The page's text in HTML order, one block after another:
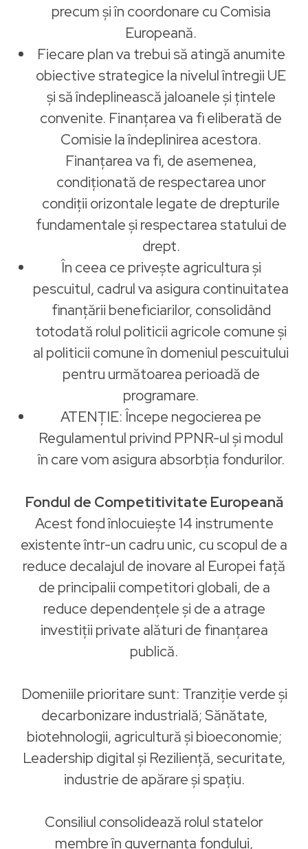
precum și în coordonare cu Comisia
Europeană.
Fiecare plan va trebui să atingă anumite
obiective strategice la nivelul întregii UE
și să îndeplinească jaloanele și țintele
convenite. Finanțarea va fi eliberată de
Comisie la îndeplinirea acestora.
Finanțarea va fi, de asemenea,
condiționată de respectarea unor
condiții orizontale legate de drepturile
fundamentale și respectarea statului de
drept.
În ceea ce privește agricultura și
pescuitul, cadrul va asigura continuitatea
finanțării beneficiarilor, consolidând
totodată rolul politicii agricole comune și
al politicii comune în domeniul pescuitului
pentru următoarea perioadă de
programare.
ATENȚIE: Începe negocierea pe
Regulamentul privind PPNR-ul și modul
în care vom asigura absorbția fondurilor.
Fondul de Competitivitate Europeană
Acest fond înlocuiește 14 instrumente
existente într-un cadru unic, cu scopul de a
reduce decalajul de inovare al Europei față
de principalii competitori globali, de a
reduce dependențele și de a atrage
investiții private alături de finanțarea
publică.
Domeniile prioritare sunt: Tranziție verde și
decarbonizare industrială; Sănătate,
biotehnologii, agricultură și bioeconomie;
Leadership digital și Reziliență, securitate,
industrie de apărare și spațiu.
Consiliul consolidează rolul statelor
membre în guvernanța fondului,